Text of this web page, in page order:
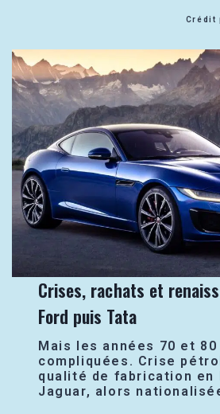
Crédit
Crises, rachats et
Ford puis Tata
Mais les années 70 et
compliquées. Crise
qualité de fabrication en
Jaguar, alors